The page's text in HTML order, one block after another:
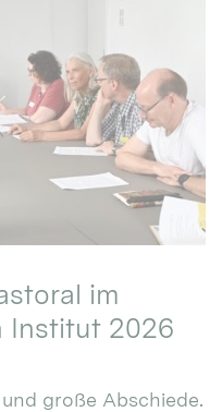
im
Institut 2026
große Abschiede.